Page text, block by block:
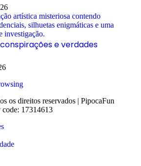
e verdades
os direitos reservados | PipocaFun
17314613